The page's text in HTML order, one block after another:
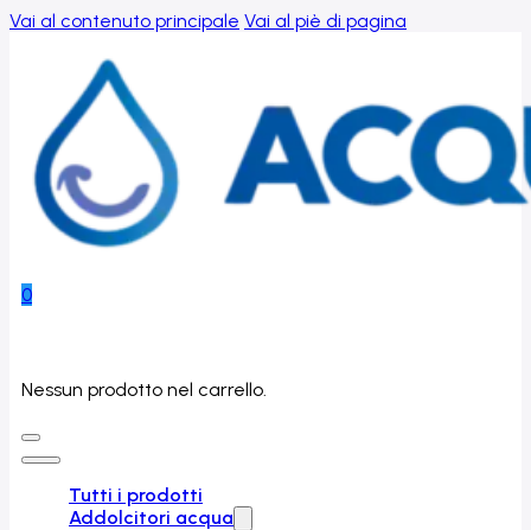
Vai al contenuto principale Vai al piè di pagina
0
Nessun prodotto nel carrello.
Tutti i prodotti
Addolcitori acqua